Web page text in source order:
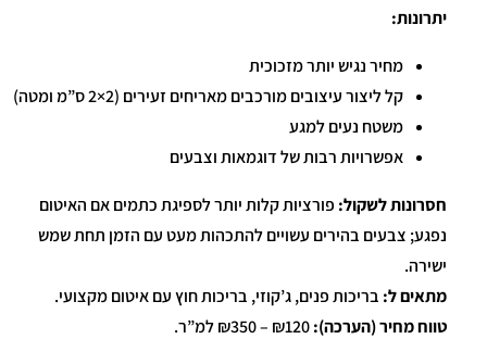
יתרונות:
מחיר נגיש יותר מזכוכית
קל ליצור עיצובים מורכבים מאריחים זעירים (2×2 ס”מ ומטה)
משטח נעים למגע
אפשרויות רבות של דוגמאות וצבעים
חסרונות לשקול: פורציות קלות יותר לספיגת כתמים אם האיטום
נפגע; צבעים בהירים עשויים להתכהות מעט עם הזמן תחת שמש
ישירה.
מתאים ל: בריכות פנים, ג’קוזי, בריכות חוץ עם איטום מקצועי.
טווח מחיר (הערכה):